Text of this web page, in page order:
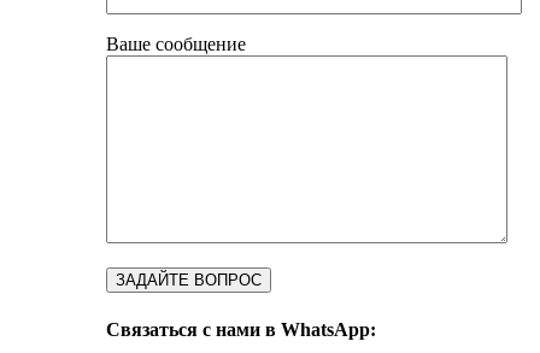
Ваше сообщение
Связаться с нами в WhatsApp: